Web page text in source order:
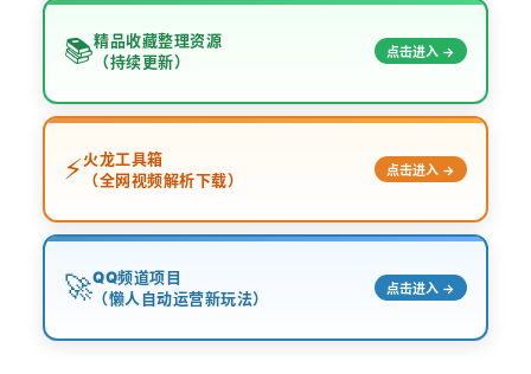
📚精品收藏整理资源
（持续更新）
点击进入 →
⚡火龙工具箱
（全网视频解析下载）
点击进入 →
🚀QQ频道项目
（懒人自动运营新玩法）
点击进入 →